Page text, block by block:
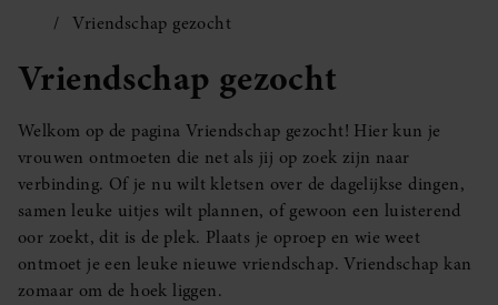
Vriendschap gezocht
Vriendschap gezocht
Welkom op de pagina Vriendschap gezocht! Hier kun je
vrouwen ontmoeten die net als jij op zoek zijn naar
verbinding. Of je nu wilt kletsen over de dagelijkse dingen,
samen leuke uitjes wilt plannen, of gewoon een luisterend
oor zoekt, dit is de plek. Plaats je oproep en wie weet
ontmoet je een leuke nieuwe vriendschap. Vriendschap kan
zomaar om de hoek liggen.